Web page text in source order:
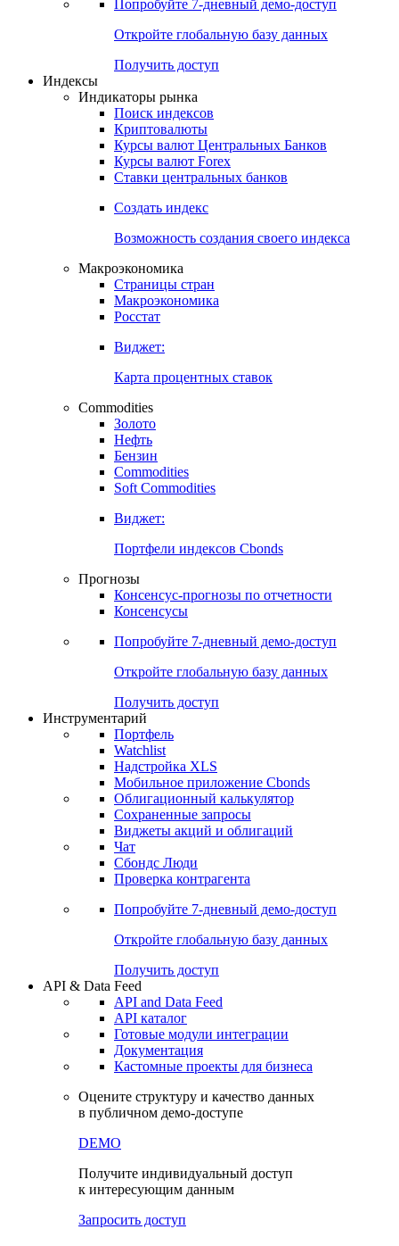
Попробуйте 7-дневный демо-доступ
Откройте глобальную базу данных
Получить доступ
Индексы
Индикаторы рынка
Поиск индексов
Криптовалюты
Курсы валют Центральных Банков
Курсы валют Forex
Ставки центральных банков
Создать индекс
Возможность создания своего индекса
Макроэкономика
Страницы стран
Макроэкономика
Росстат
Виджет:
Карта процентных ставок
Commodities
Золото
Нефть
Бензин
Commodities
Soft Commodities
Виджет:
Портфели индексов Cbonds
Прогнозы
Консенсус-прогнозы по отчетности
Консенсусы
Попробуйте 7-дневный демо-доступ
Откройте глобальную базу данных
Получить доступ
Инструментарий
Портфель
Watchlist
Надстройка XLS
Мобильное приложение Cbonds
Облигационный калькулятор
Сохраненные запросы
Виджеты акций и облигаций
Чат
Сбондс Люди
Проверка контрагента
Попробуйте 7-дневный демо-доступ
Откройте глобальную базу данных
Получить доступ
API & Data Feed
API and Data Feed
API каталог
Готовые модули интеграции
Документация
Кастомные проекты для бизнеса
Оцените структуру и качество данных
в публичном демо-доступе
DEMO
Получите индивидуальный доступ
к интересующим данным
Запросить доступ